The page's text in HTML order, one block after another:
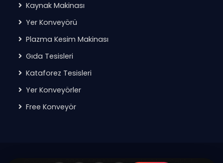
Kaynak Makinası
Yer Konveyörü
Plazma Kesim Makinası
Gıda Tesisleri
Kataforez Tesisleri
Yer Konveyörler
Free Konveyör